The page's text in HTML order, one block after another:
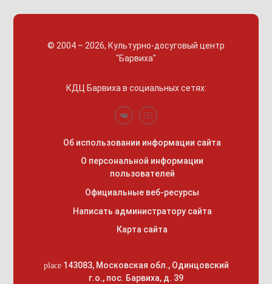
© 2004 – 2026, Культурно-досуговый центр
"Барвиха"
КДЦ Барвиха в социальных сетях:
Об использовании информации сайта
О персональной информации
пользователей
Официальные веб-ресурсы
Написать администратору сайта
Карта сайта
place 143083, Московская обл., Одинцовский
г.о., пос. Барвиха, д. 39